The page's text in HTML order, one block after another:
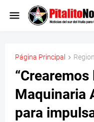
Página Principal
Maquinaria
para